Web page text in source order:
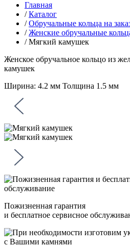
Главная
/ Каталог
/ Обручальные кольца на
/ Женские обручальные
/ Мягкий камушек
Женское обручальное кольцо из
камушек
Ширина: 4.2 мм Толщина 1.5 мм
Пожизненная гарантия
и бесплатное сервисное